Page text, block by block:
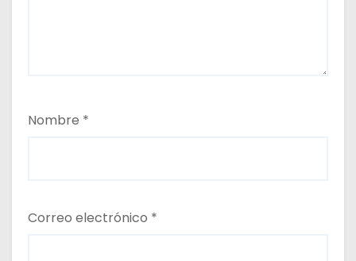
Nombre *
Correo electrónico *